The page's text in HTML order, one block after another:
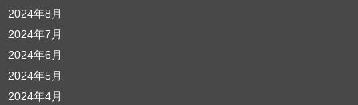
2024年8月
2024年7月
2024年6月
2024年5月
2024年4月